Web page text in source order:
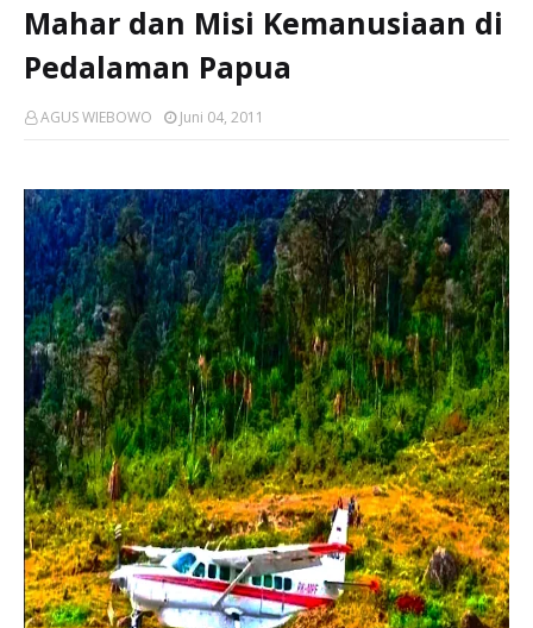
Mahar dan Misi Kemanusiaan di
Pedalaman Papua
AGUS WIEBOWO Juni 04, 2011